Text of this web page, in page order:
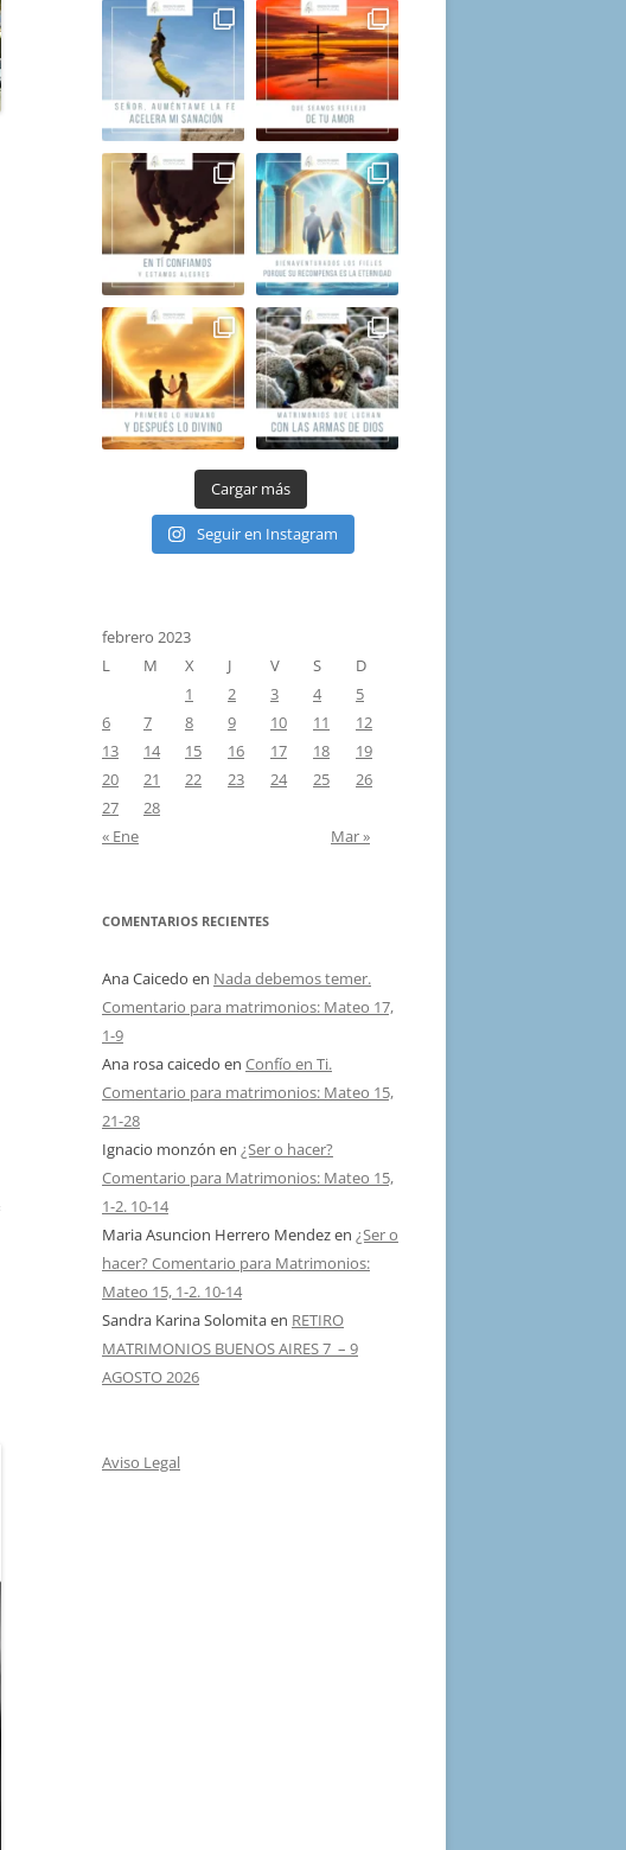
Cargar más
Seguir en Instagram
febrero 2023
L
M X J V S
D
1
2 3 4
5
6
7 8 9 10 11
12
13
14 15 16 17 18
19
20
21 22 23 24 25
26
27
28
« Ene
Mar »
COMENTARIOS RECIENTES
Ana Caicedo en Nada debemos temer.
Comentario para matrimonios: Mateo 17,
1-9
Ana rosa caicedo en Confío en Ti.
Comentario para matrimonios: Mateo 15,
21-28
Ignacio monzón en ¿Ser o hacer?
Comentario para Matrimonios: Mateo 15,
1-2. 10-14
Maria Asuncion Herrero Mendezen ¿Ser o
hacer? Comentario para Matrimonios:
Mateo 15, 1-2. 10-14
Sandra Karina Solomitaen RETIRO
MATRIMONIOS BUENOS AIRES 7 – 9
AGOSTO 2026
Aviso Legal